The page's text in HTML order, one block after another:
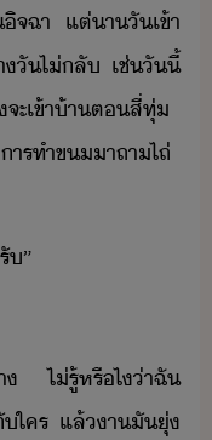
จ​ฉา​ ​แต่​า​ั​เข้า​
​ไ่​ลั​ ​เช่​ัี้​
ะ​เข้า​้า​ต​สี่​ทุ่​
าร​ทำ​ข​าถา​ไถ่​
​”​
​ ​ไ่รู้​หรืไ​่า​ฉั​
ใคร​ ​แล้​า​ั​ุ่​